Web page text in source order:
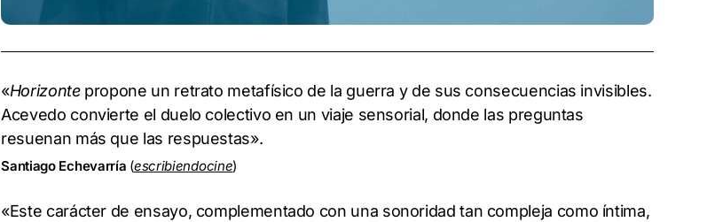
«Horizonte propone un retrato metafísico de la guerra y de sus consecuencias invisibles.
Acevedo convierte el duelo colectivo en un viaje sensorial, donde las preguntas
resuenan más que las respuestas».
Santiago Echevarría (escribiendocine)
«Este carácter de ensayo, complementado con una sonoridad tan compleja como íntima,